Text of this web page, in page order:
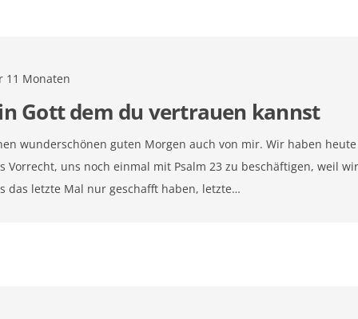
11 Monaten
Gott dem du vertrauen kannst
wunderschönen guten Morgen auch von mir. Wir haben heute
Vorrecht, uns noch einmal mit Psalm 23 zu beschäftigen, weil
das letzte Mal nur geschafft haben, letzte…